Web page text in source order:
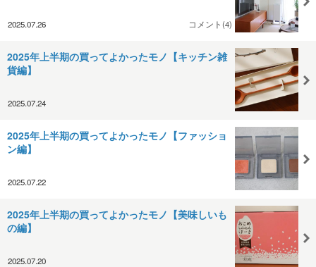
2025.07.26 コメント(4)
2025年上半期の買ってよかったモノ【キッチン雑
貨編】
2025.07.24
2025年上半期の買ってよかったモノ【ファッショ
ン編】
2025.07.22
2025年上半期の買ってよかったモノ【美味しいも
の編】
2025.07.20